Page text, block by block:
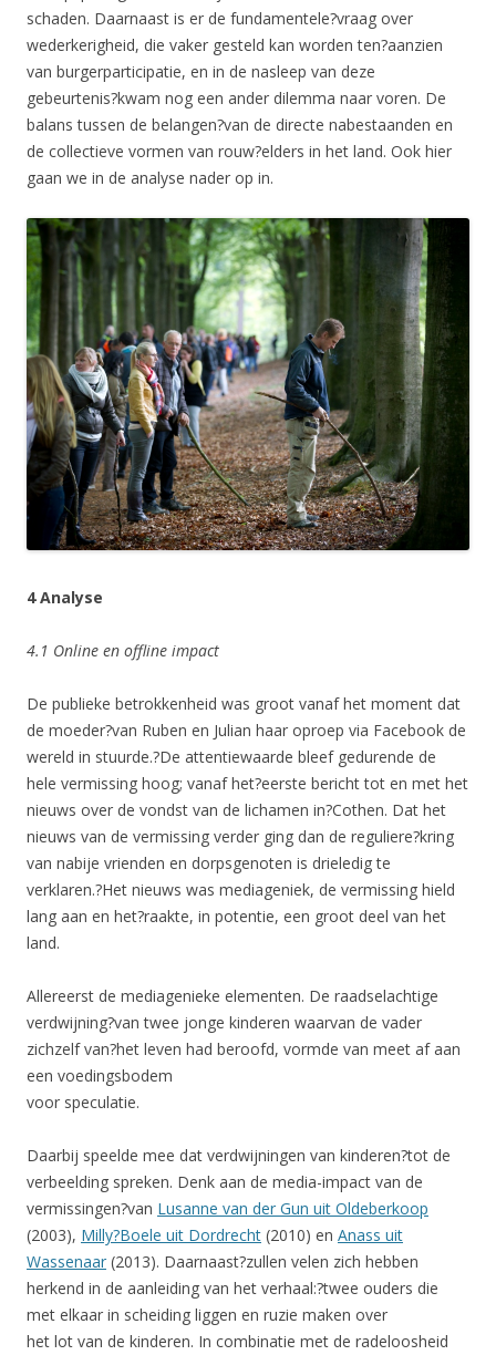
schaden. Daarnaast is er de fundamentele?vraag over
wederkerigheid, die vaker gesteld kan worden ten?aanzien
van burgerparticipatie, en in de nasleep van deze
gebeurtenis?kwam nog een ander dilemma naar voren. De
balans tussen de belangen?van de directe nabestaanden en
de collectieve vormen van rouw?elders in het land. Ook hier
gaan we in de analyse nader op in.
4 Analyse
4.1 Online en offline impact
De publieke betrokkenheid was groot vanaf het moment dat
de moeder?van Ruben en Julian haar oproep via Facebook de
wereld in stuurde.?De attentiewaarde bleef gedurende de
hele vermissing hoog; vanaf het?eerste bericht tot en met het
nieuws over de vondst van de lichamen in?Cothen. Dat het
nieuws van de vermissing verder ging dan de reguliere?kring
van nabije vrienden en dorpsgenoten is drieledig te
verklaren.?Het nieuws was mediageniek, de vermissing hield
lang aan en het?raakte, in potentie, een groot deel van het
land.
Allereerst de mediagenieke elementen. De raadselachtige
verdwijning?van twee jonge kinderen waarvan de vader
zichzelf van?het leven had beroofd, vormde van meet af aan
een voedingsbodem
voor speculatie.
Daarbij speelde mee dat verdwijningen van kinderen?tot de
verbeelding spreken. Denk aan de media-impact van de
vermissingen?van Lusanne van der Gun uit Oldeberkoop
(2003), Milly?Boele uit Dordrecht (2010) en Anass uit
Wassenaar (2013). Daarnaast?zullen velen zich hebben
herkend in de aanleiding van het verhaal:?twee ouders die
met elkaar in scheiding liggen en ruzie maken over
het lot van de kinderen. In combinatie met de radeloosheid